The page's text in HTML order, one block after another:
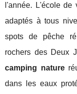
l'année. L'école de
adaptés à tous
spots de pêche
rochers des Deux
camping nature
dans les eaux